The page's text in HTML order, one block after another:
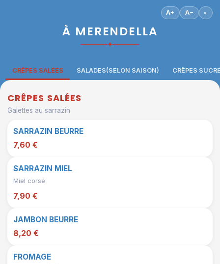
A+ A− ◐
À MERENDELLA
◆
CRÊPES SALÉES SALADES(SELON SAISON) CRÊPES
CRÊPES SALÉES
Galettes au sarrazin
SARRAZIN BEURRE
7,60 €
SARRAZIN MIEL
Miel corse
7,90 €
JAMBON BEURRE
8,20 €
FROMAGE